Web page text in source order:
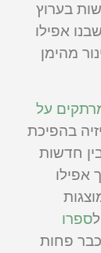
בערוץ
אפילו
מהימן
על
בהפיכת
חדשות
אפילו
ספרו
פחות